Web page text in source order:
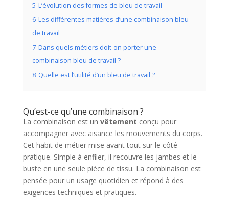
5 L’évolution des formes de bleu de travail
6 Les différentes matières d’une combinaison bleu
de travail
7 Dans quels métiers doit-on porter une
combinaison bleu de travail ?
8 Quelle est l’utilité d’un bleu de travail ?
Qu’est-ce qu’une combinaison ?
La combinaison est un vêtement conçu pour
accompagner avec aisance les mouvements du corps.
Cet habit de métier mise avant tout sur le côté
pratique. Simple à enfiler, il recouvre les jambes et le
buste en une seule pièce de tissu. La combinaison est
pensée pour un usage quotidien et répond à des
exigences techniques et pratiques.